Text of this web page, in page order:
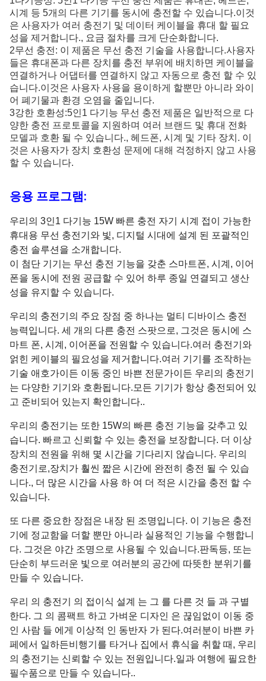
시계 등 5개의 다른 기기를 동시에 충전할 수 있습니다.이것
은 사용자가 여러 충전기 및 데이터 케이블을 휴대 할 필요
성을 제거합니다., 요금 절차를 크게 단순화합니다.
2무선 충전: 이 제품은 무선 충전 기술을 사용합니다.사용자
들은 휴대폰과 다른 장치를 충전 부위에 배치하면 케이블을
연결하거나 어댑터를 연결하지 않고 자동으로 충전 할 수 있
습니다.이것은 사용자 사용을 용이하게 할뿐만 아니라 와이
어 폐기물과 환경 오염을 줄입니다.
3강한 호환성:5인1 다기능 무선 충전 제품은 일반적으로 다
양한 충전 프로토콜을 지원하며 여러 브랜드 및 휴대 전화
모델과 호환 될 수 있습니다., 헤드폰, 시계 및 기타 장치. 이
것은 사용자가 장치 호환성 문제에 대해 걱정하지 않고 사용
할 수 있습니다.
응용 프로그램:
우리의 3인1 다기능 15W 빠른 충전 자기 시계 접이 가능한
휴대용 무선 충전기와 빛, 디지털 시대에 설계 된 포괄적인
충전 솔루션을 소개합니다.
이 첨단 기기는 무선 충전 기능을 갖춘 스마트폰, 시계, 이어
폰을 동시에 전원 공급할 수 있어 하루 종일 연결되고 생산
성을 유지할 수 있습니다.
우리의 충전기의 주요 장점 중 하나는 멀티 디바이스 충전
능력입니다. 세 개의 다른 충전 스팟으로, 그것은 동시에 스
마트 폰, 시계, 이어폰을 전원할 수 있습니다.여러 충전기와
얽힌 케이블의 필요성을 제거합니다.여러 기기를 조작하는
기술 애호가이든 이동 중인 바쁜 전문가이든 우리의 충전기
는 다양한 기기와 호환됩니다.모든 기기가 항상 충전되어 있
고 준비되어 있는지 확인합니다..
우리의 충전기는 또한 15W의 빠른 충전 기능을 갖추고 있
습니다. 빠르고 신뢰할 수 있는 충전을 보장합니다. 더 이상
장치의 전원을 위해 몇 시간을 기다리지 않습니다. 우리의
충전기로,장치가 훨씬 짧은 시간에 완전히 충전 될 수 있습
니다., 더 많은 시간을 사용 하 여 더 적은 시간을 충전 할 수
있습니다.
또 다른 중요한 장점은 내장 된 조명입니다. 이 기능은 충전
기에 정교함을 더할 뿐만 아니라 실용적인 기능을 수행합니
다. 그것은 야간 조명으로 사용될 수 있습니다.판독등, 또는
단순히 부드러운 빛으로 여러분의 공간에 따뜻한 분위기를
만들 수 있습니다.
우리 의 충전기 의 접이식 설계 는 그 를 다른 것 들 과 구별
한다. 그 의 콤팩트 하고 가벼운 디자인 은 끊임없이 이동 중
인 사람 들 에게 이상적 인 동반자 가 된다.여러분이 바쁜 카
페에서 일하든비행기를 타거나 집에서 휴식을 취할 때, 우리
의 충전기는 신뢰할 수 있는 전원입니다.일과 여행에 필요한
필수품으로 만들 수 있습니다..